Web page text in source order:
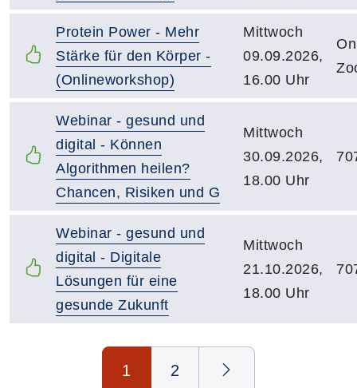
Protein Power - Mehr
Stärke für den Körper -
(Onlineworkshop)
Mittwoch
09.09.2026,
16.00 Uhr
Webinar - gesund und
digital - Können
Algorithmen heilen?
Chancen, Risiken und G
Mittwoch
30.09.2026,
18.00 Uhr
Webinar - gesund und
digital - Digitale
Lösungen für eine
gesunde Zukunft
Mittwoch
21.10.2026,
18.00 Uhr
1 2